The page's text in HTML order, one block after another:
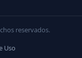
reservados.
Uso